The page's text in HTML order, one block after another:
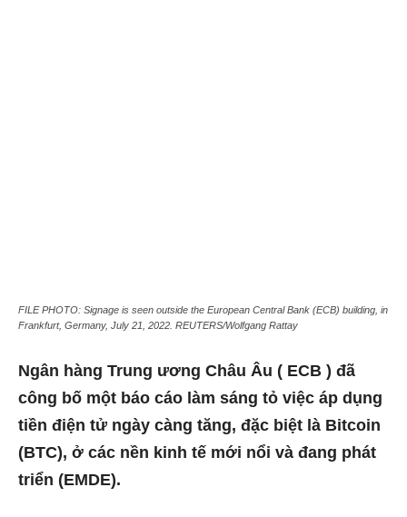
FILE PHOTO: Signage is seen outside the European Central Bank (ECB) building, in
Frankfurt, Germany, July 21, 2022. REUTERS/Wolfgang Rattay
Ngân hàng Trung ương Châu Âu ( ECB ) đã
công bố một báo cáo làm sáng tỏ việc áp dụng
tiền điện tử ngày càng tăng, đặc biệt là Bitcoin
(BTC), ở các nền kinh tế mới nổi và đang phát
triển (EMDE).